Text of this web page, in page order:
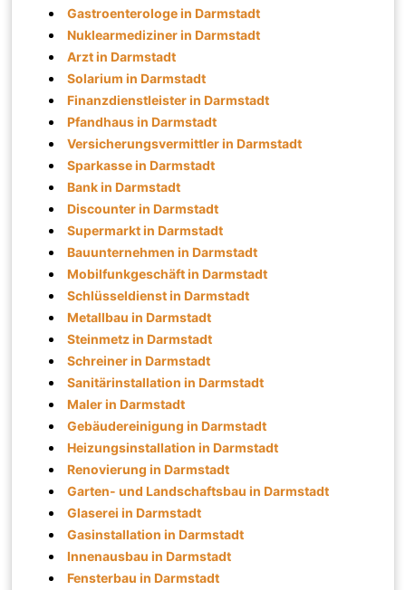
Gastroenterologe in Darmstadt
Nuklearmediziner in Darmstadt
Arzt in Darmstadt
Solarium in Darmstadt
Finanzdienstleister in Darmstadt
Pfandhaus in Darmstadt
Versicherungsvermittler in Darmstadt
Sparkasse in Darmstadt
Bank in Darmstadt
Discounter in Darmstadt
Supermarkt in Darmstadt
Bauunternehmen in Darmstadt
Mobilfunkgeschäft in Darmstadt
Schlüsseldienst in Darmstadt
Metallbau in Darmstadt
Steinmetz in Darmstadt
Schreiner in Darmstadt
Sanitärinstallation in Darmstadt
Maler in Darmstadt
Gebäudereinigung in Darmstadt
Heizungsinstallation in Darmstadt
Renovierung in Darmstadt
Garten- und Landschaftsbau in Darmstadt
Glaserei in Darmstadt
Gasinstallation in Darmstadt
Innenausbau in Darmstadt
Fensterbau in Darmstadt